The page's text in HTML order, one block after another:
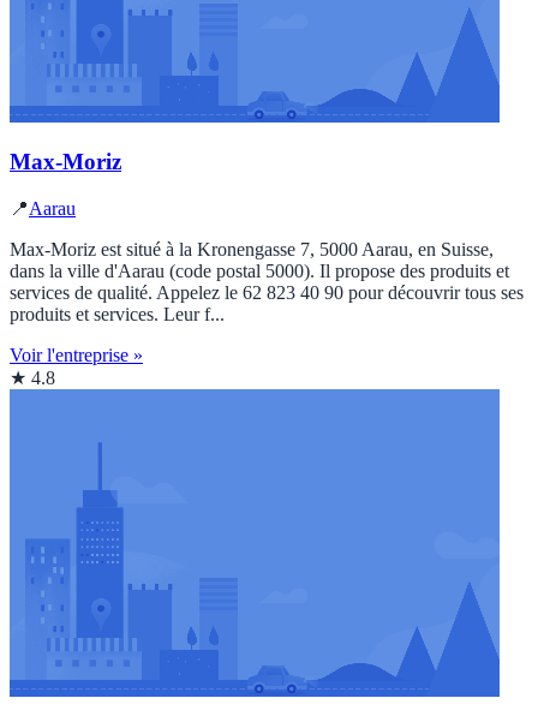
Max-Moriz
📍Aarau
Max-Moriz est situé à la Kronengasse 7, 5000 Aarau, en Suisse,
dans la ville d'Aarau (code postal 5000). Il propose des produits et
services de qualité. Appelez le 62 823 40 90 pour découvrir tous ses
produits et services. Leur f...
Voir l'entreprise »
★ 4.8